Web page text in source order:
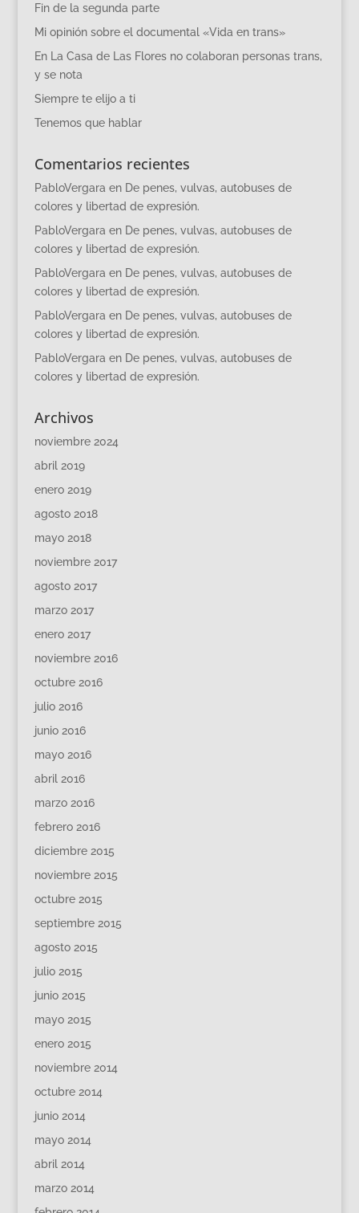
Fin de la segunda parte
Mi opinión sobre el documental «Vida en trans»
En La Casa de Las Flores no colaboran personas trans,
y se nota
Siempre te elijo a ti
Tenemos que hablar
Comentarios recientes
PabloVergara en De penes, vulvas, autobuses de
colores y libertad de expresión.
PabloVergara en De penes, vulvas, autobuses de
colores y libertad de expresión.
PabloVergara en De penes, vulvas, autobuses de
colores y libertad de expresión.
PabloVergara en De penes, vulvas, autobuses de
colores y libertad de expresión.
PabloVergara en De penes, vulvas, autobuses de
colores y libertad de expresión.
Archivos
noviembre 2024
abril 2019
enero 2019
agosto 2018
mayo 2018
noviembre 2017
agosto 2017
marzo 2017
enero 2017
noviembre 2016
octubre 2016
julio 2016
junio 2016
mayo 2016
abril 2016
marzo 2016
febrero 2016
diciembre 2015
noviembre 2015
octubre 2015
septiembre 2015
agosto 2015
julio 2015
junio 2015
mayo 2015
enero 2015
noviembre 2014
octubre 2014
junio 2014
mayo 2014
abril 2014
marzo 2014